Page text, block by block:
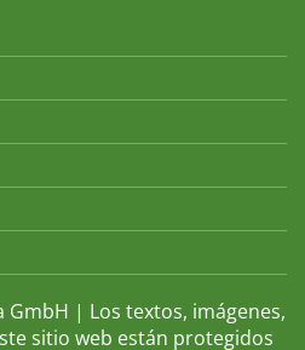
GmbH | Los textos, imágenes,
sitio web están protegidos